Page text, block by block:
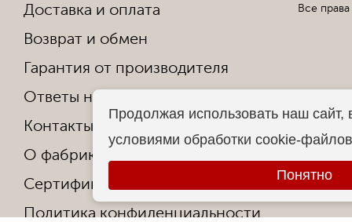
Доставка и оплата
Возврат и обмен
Гарантия от производителя
Ответы на частые вопросы
Контакты
О фабрике
Сертификаты и награды
Политика конфиденциальности
Все
Продолжая использовать наш сайт,
условиями обработки cookie-
Понятно